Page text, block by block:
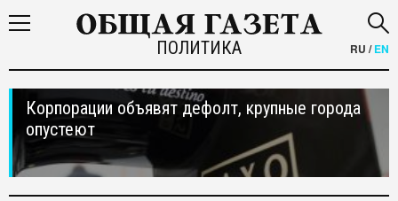
ПОЛИТИКА RU /EN
Корпорации объявят дефолт, крупные города
опустеют